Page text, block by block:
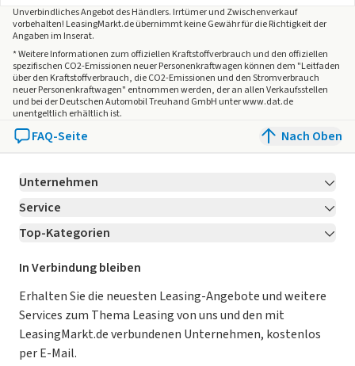
Unverbindliches Angebot desHändlers. Irrtümer und Zwischenverkauf
vorbehalten! LeasingMarkt.de übernimmt keine Gewähr für die Richtigkeit der
Angaben im Inserat.
* Weitere Informationen zum offiziellen Kraftstoffverbrauch und den offiziellen
spezifischen CO2-Emissionen neuer Personenkraftwagen können dem "Leitfaden
über den Kraftstoffverbrauch, die CO2-Emissionen und den Stromverbrauch
neuer Personenkraftwagen" entnommen werden, der an allen Verkaufsstellen
und bei der Deutschen Automobil Treuhand GmbH unter www.dat.de
unentgeltlich erhältlich ist.
FAQ-Seite Nach Oben
Unternehmen
Über LeasingMarkt.de
Karriere Jetzt bewerben!
Für Händler
Kooperation mit AutoScout24
AGB
Datenschutz
Service
Kontakt
Ratgeber
Magazin
Datenschutz-Einstellungen
So funktioniert’s
Top-Kategorien
Leasing Deals
Gebrauchtwagen Leasing
Leasing ohne Anzahlung
E-Auto Leasing
In Verbindung bleiben
Erhalten Sie die neuesten Leasing-Angebote und weitere
Services zum Thema Leasing von uns und den mit
LeasingMarkt.de verbundenen Unternehmen, kostenlos
per E-Mail.